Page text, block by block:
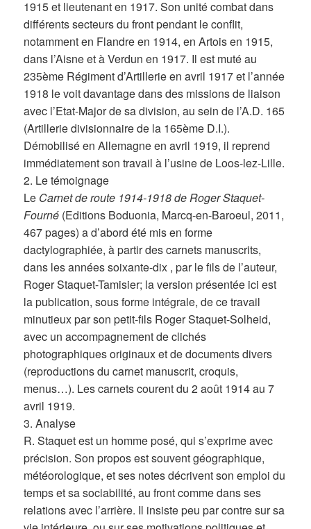
1915 et lieutenant en 1917. Son unité combat dans
différents secteurs du front pendant le conflit,
notamment en Flandre en 1914, en Artois en 1915,
dans l’Aisne et à Verdun en 1917. Il est muté au
235ème Régiment d’Artillerie en avril 1917 et l’année
1918 le voit davantage dans des missions de liaison
avec l’Etat-Major de sa division, au sein de l’A.D. 165
(Artillerie divisionnaire de la 165ème D.I.).
Démobilisé en Allemagne en avril 1919, il reprend
immédiatement son travail à l’usine de Loos-lez-Lille.
2. Le témoignage
Le Carnet de route 1914-1918 de Roger Staquet-
Fourné (Editions Boduonia, Marcq-en-Baroeul, 2011,
467 pages) a d’abord été mis en forme
dactylographiée, à partir des carnets manuscrits,
dans les années soixante-dix , par le fils de l’auteur,
Roger Staquet-Tamisier; la version présentée ici est
la publication, sous forme intégrale, de ce travail
minutieux par son petit-fils Roger Staquet-Solheid,
avec un accompagnement de clichés
photographiques originaux et de documents divers
(reproductions du carnet manuscrit, croquis,
menus…). Les carnets courent du 2 août 1914 au 7
avril 1919.
3. Analyse
R. Staquet est un homme posé, qui s’exprime avec
précision. Son propos est souvent géographique,
météorologique, et ses notes décrivent son emploi du
temps et sa sociabilité, au front comme dans ses
relations avec l’arrière. Il insiste peu par contre sur sa